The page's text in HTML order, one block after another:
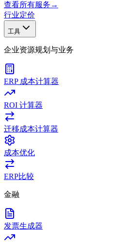
查看所有服务 →
行业定价
工具
企业资源规划与业务
ERP 成本计算器
ROI 计算器
迁移成本计算器
成本优化
ERP比较
金融
发票生成器